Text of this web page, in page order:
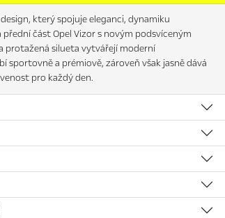
který spojuje eleganci, dynamiku
část Opel Vizor s novým podsvíceným
protažená silueta vytvářejí moderní
sportovně a prémiově, zároveň však jasně dává
pro každý den.